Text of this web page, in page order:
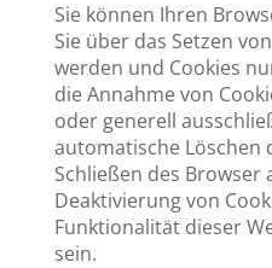
Sie können Ihren
Sie über das Setzen
werden und Cookies
die Annahme von
oder generell
automatische Löschen
Schließen des Browser
Deaktivierung von
Funktionalität dieser
sein.